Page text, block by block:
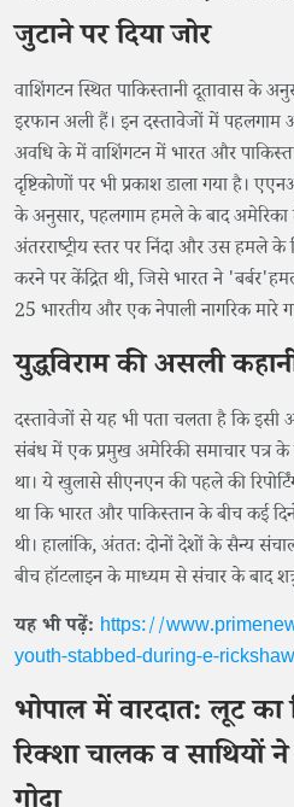
जुटाने पर दिया जोर
वाशिंगटन स्थित पाकिस्तानी दूतावास के
इरफान अली हैं। इन दस्तावेजों में
अवधि के में वाशिंगटन में भारत और
दृष्टिकोणों पर भी प्रकाश डाला गया है।
के अनुसार, पहलगाम हमले के बाद
अंतरराष्ट्रीय स्तर पर निंदा और उस हमले के
करने पर केंद्रित थी, जिसे भारत ने
25 भारतीय और एक नेपाली नागरिक मारे
युद्धविराम की असली
दस्तावेजों से यह भी पता चलता है कि इसी
संबंध में एक प्रमुख अमेरिकी समाचार पत्र
था। ये खुलासे सीएनएन की पहले की
था कि भारत और पाकिस्तान के बीच कई
थी। हालांकि, अंततः दोनों देशों के सैन्य
बीच हॉटलाइन के माध्यम से संचार के बाद
यह भी पढ़ें: https://
youth-stabbed-during-e-
भोपाल में वारदात: लूट का
रिक्शा चालक व